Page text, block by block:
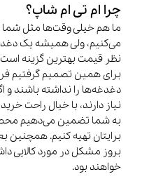
چرا ام تی ام شاپ؟
ما هم خیلی وقت‌ها مثل شما
می‌کنیم، ولی همیشه یک دغدغه
نظر قیمت بهترین گزینه است
برای همین تصمیم گرفتیم
دغدغه‌ها را نداشته باشند و
نیاز دارند، با خیال راحت
به شما تضمین می‌دهیم
برایتان تهیه کنیم. همچنین
بروز مشکل در مورد کالایی
خواهند بود.